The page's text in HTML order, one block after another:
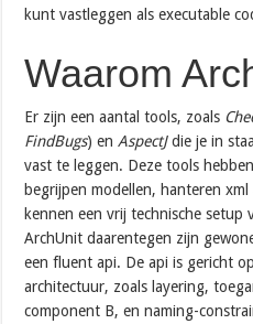
kunt vastleggen als executable
Waarom
Er zijn een aantal tools, zoals
FindBugs) enAspectJdie je in
vast te leggen. Deze tools
begrijpen modellen, hanteren
kennen een vrij technische setup
ArchUnit daarentegen zijn
een fluent api. De api is gericht
architectuur, zoals layering,
component B, en naming-